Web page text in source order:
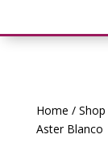
Home / Shop
Aster Blanco